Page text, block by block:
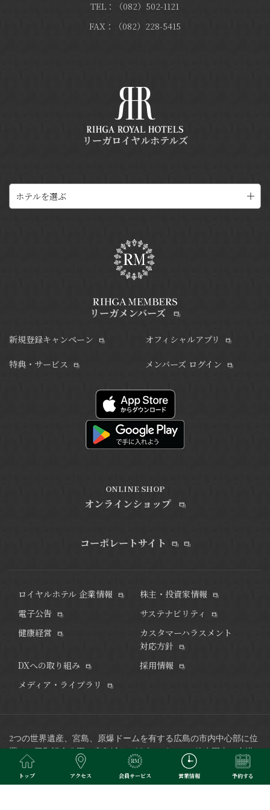
TEL：（082）502-1121
FAX：（082）228-5415
リーガロイヤルホテルズ
ホテルを選ぶ
リーガメンバーズ
新規登録キャンペーン
特典・サービス
オフィシャルアプリ
メンバーズ ログイン
ONLINE SHOP
オンラインショップ
コーポレートサイト
ロイヤルホテル 企業情報
株主・投資家情報
電子公告
サステナビリティ
健康経営
カスタマーハラスメント
対応方針
DXへの取り組み
採用情報
メディア・ライブラリ
2つの世界遺産、宮島、原爆ドームを有する広島の市内中心部に位
置し、平和記念公園や広島城など観光スポットも徒歩圏内、空港
リムジンバス発着のバスセンターにも隣接した好立地で、ビジネ
スにも最適なホテルです。
トップ アクセス 会員サービス 営業情報 予約する